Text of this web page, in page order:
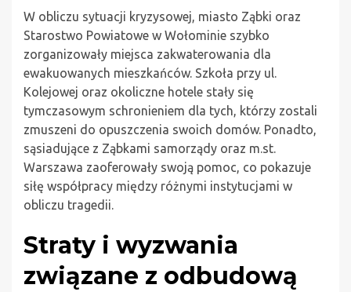
W obliczu sytuacji kryzysowej, miasto Ząbki oraz
Starostwo Powiatowe w Wołominie szybko
zorganizowały miejsca zakwaterowania dla
ewakuowanych mieszkańców. Szkoła przy ul.
Kolejowej oraz okoliczne hotele stały się
tymczasowym schronieniem dla tych, którzy zostali
zmuszeni do opuszczenia swoich domów. Ponadto,
sąsiadujące z Ząbkami samorządy oraz m.st.
Warszawa zaoferowały swoją pomoc, co pokazuje
siłę współpracy między różnymi instytucjami w
obliczu tragedii.
Straty i wyzwania
związane z odbudową